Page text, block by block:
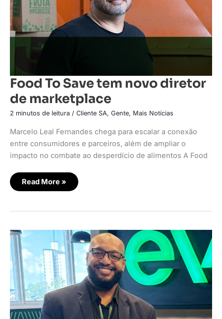
Food To Save tem novo diretor
de marketplace
2 minutos de leitura / Cliente SA, Gente, Mais Notícias
Marcelo Leal Fernandes chega para escalar a conexão
entre consumidores e parceiros, além de ampliar o
impacto no combate ao desperdício de alimentos A Food
Read More »
Evoy
transforma
aplicativo
em
plataforma
de
dados
com
IA